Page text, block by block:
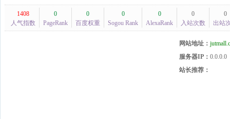
1408
人气指数
0
PageRank
0
百度权重
0
Sogou Rank
0
AlexaRank
0
入站次数
0
出站
网站地址：
服务器IP： 0.0.0.0
站长推荐：